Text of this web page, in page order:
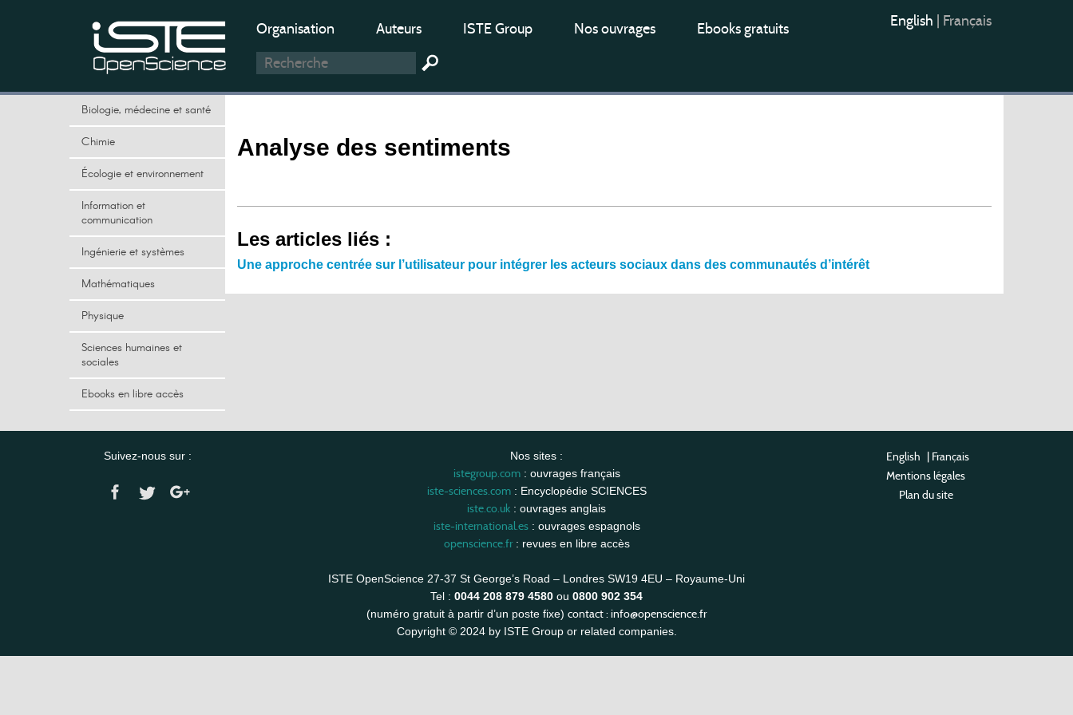
Organisation Auteurs ISTE Group Nos ouvrages Ebooks gratuits English Français
Biologie, médecine et santé
Chimie
Écologie et environnement
Information et
communication
Ingénierie et systèmes
Mathématiques
Physique
Sciences humaines et
sociales
Ebooks en libre accès
Analyse des sentiments
Les articles liés :
Une approche centrée sur l’utilisateur pour intégrer les acteurs sociaux dans des communautés d’intérêt
Suivez-nous sur : Nos sites :
istegroup.com: ouvrages français
iste-sciences.com: Encyclopédie SCIENCES
iste.co.uk : ouvrages anglais
iste-international.es: ouvrages espagnols
openscience.fr: revues en libre accès
ISTE OpenScience 27-37 St George’s Road – Londres SW19 4EU – Royaume-Uni
Tel : 0044 208 879 4580 ou 0800 902 354
(numéro gratuit à partir d’un poste fixe) contact : info@openscience.fr
Copyright © 2024 by ISTE Group or related companies.
English | Français
Mentions légales
Plan du site